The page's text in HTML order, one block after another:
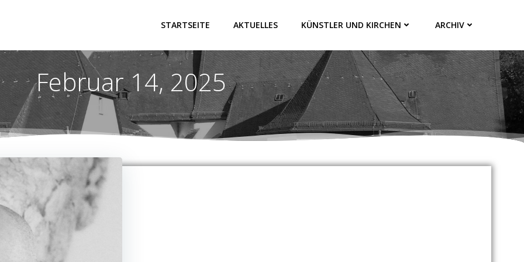
STARTSEITE AKTUELLES KÜNSTLER UND KIRCHEN ARCHIV
Februar 14, 2025